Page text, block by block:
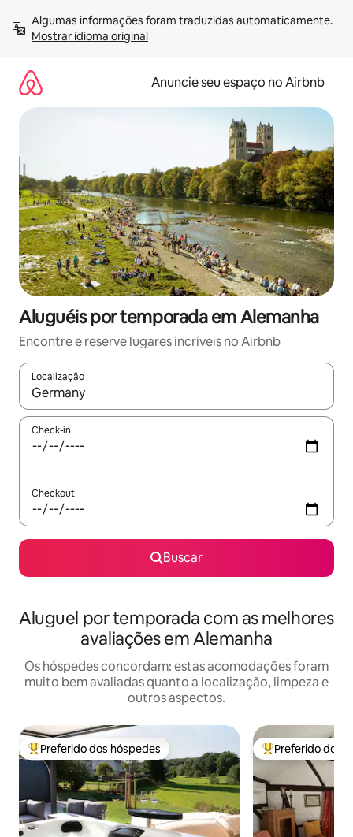
para
Mostrar idioma original
Anuncie seu espaço no Airbnb
Aluguéis por temporada em Alemanha
Encontre e reserve lugares incríveis no Airbnb
Localização
Quando os resultados estiverem disponíveis, explore-os
Check-in
Checkout
Buscar
Aluguel por temporada com as melhores
avaliações em Alemanha
Os hóspedes concordam: estas acomodações foram
muito bem avaliadas quanto a localização, limpeza e
outros aspectos.
Entre os melhores preferidos dos hóspedes
Preferido dos hóspedes Entre os
Preferido dos